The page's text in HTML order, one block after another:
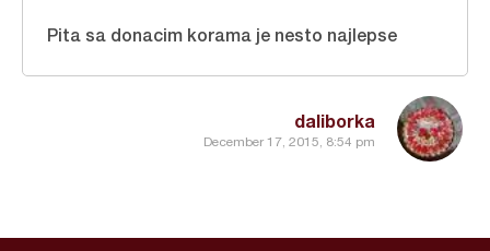
daliborka
December 17, 2015, 8:54 pm
Pita sa donacim korama je nesto najlepse